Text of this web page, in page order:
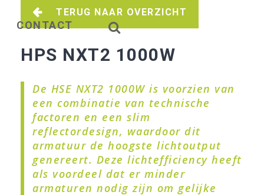
CONTACT
TERUG NAAR OVERZICHT
HPS NXT2 1000W
De HSE NXT2 1000W is voorzien van
een combinatie van technische
factoren en een slim
reflectordesign, waardoor dit
armatuur de hoogste lichtoutput
genereert. Deze lichtefficiency heeft
als voordeel dat er minder
armaturen nodig zijn om gelijke